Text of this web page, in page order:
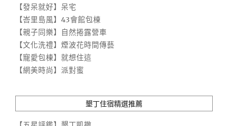
【發呆就好】呆宅
【峇里島風】43會館包棟
【親子同樂】自然捲露營車
【文化洗禮】煙波花時間傳藝
【寵愛包棟】就想住這
【網美時尚】派對蜜
墾丁住宿精選推薦